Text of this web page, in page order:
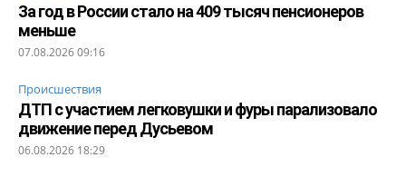
За год в России стало на 409 тысяч пенсионеров
меньше
07.08.2026 09:16
Происшествия
ДТП с участием легковушки и фуры парализовало
движение перед Дусьевом
06.08.2026 18:29